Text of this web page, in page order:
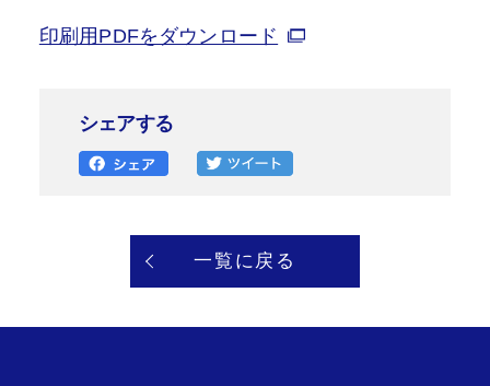
印刷用PDFをダウンロード
シェアする
一覧に戻る